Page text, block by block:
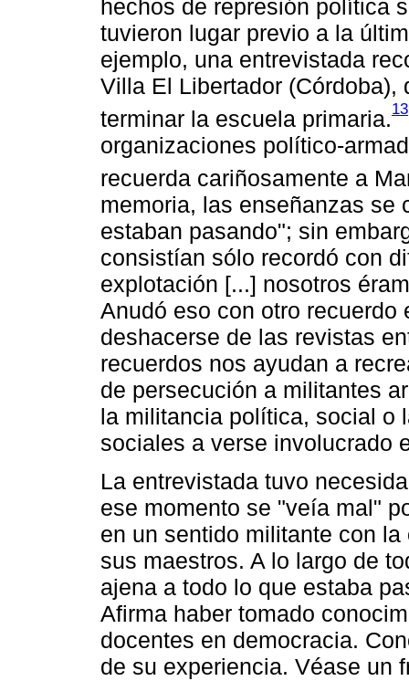
hechos de represión política
tuvieron lugar previo a la
ejemplo, una entrevistada
Villa El Libertador
terminar la escuela primaria.13
organizaciones político-
recuerda cariñosamente a
memoria, las enseñanzas se
estaban pasando"; sin
consistían sólo recordó con
explotación [...] nosotros
Anudó eso con otro
deshacerse de las revistas
recuerdos nos ayudan a
de persecución a militantes
la militancia política, social o
sociales a verse involucrado
La entrevistada tuvo
ese momento se "veía mal"
en un sentido militante con
sus maestros. A lo largo de
ajena a todo lo que estaba
Afirma haber tomado
docentes en democracia.
de su experiencia. Véase un